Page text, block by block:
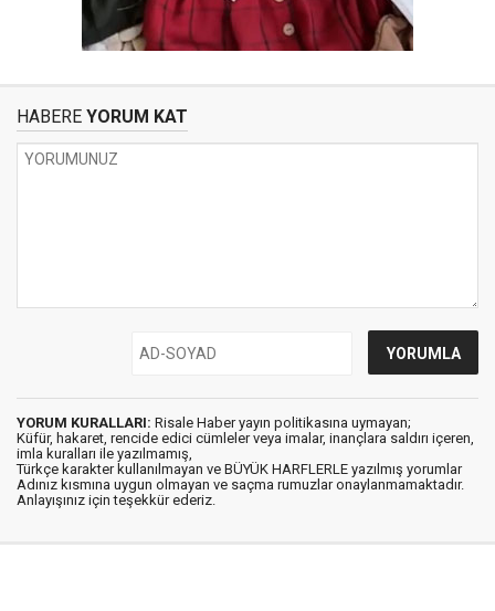
HABERE YORUM KAT
YORUM KURALLARI: Risale Haber yayın politikasına uymayan;
Küfür, hakaret, rencide edici cümleler veya imalar, inançlara saldırı içeren,
imla kuralları ile yazılmamış,
Türkçe karakter kullanılmayan ve BÜYÜK HARFLERLE yazılmış yorumlar
Adınız kısmına uygun olmayan ve saçma rumuzlar onaylanmamaktadır.
Anlayışınız için teşekkür ederiz.